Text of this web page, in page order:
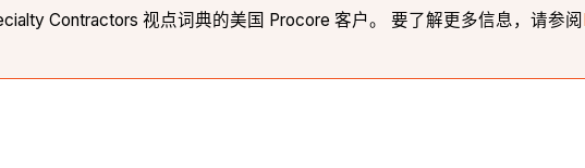
Contractors 视点词典的美国 Procore 客户。 要了解更多信息，请参阅